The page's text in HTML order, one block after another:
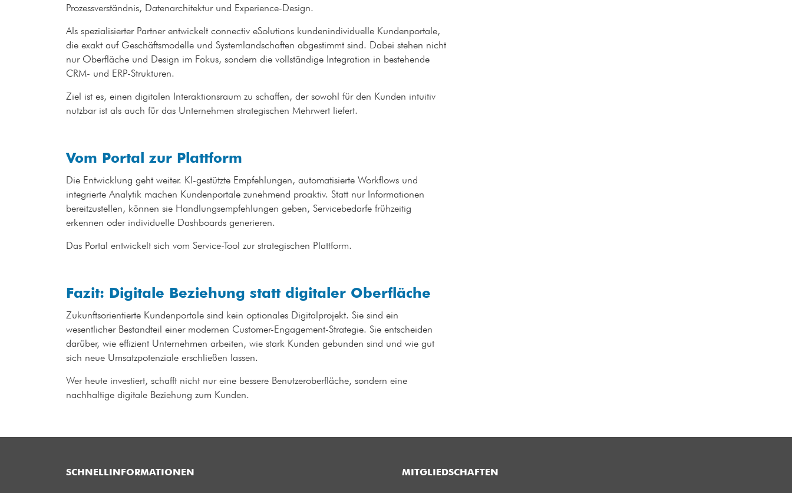
Prozessverständnis, Datenarchitektur und Experience-Design.
Als spezialisierter Partner entwickelt connectiv eSolutions kundenindividuelle Kundenportale,
die exakt auf Geschäftsmodelle und Systemlandschaften abgestimmt sind. Dabei stehen nicht
nur Oberfläche und Design im Fokus, sondern die vollständige Integration in bestehende
CRM- und ERP-Strukturen.
Ziel ist es, einen digitalen Interaktionsraum zu schaffen, der sowohl für den Kunden intuitiv
nutzbar ist als auch für das Unternehmen strategischen Mehrwert liefert.
Vom Portal zur Plattform
Die Entwicklung geht weiter. KI-gestützte Empfehlungen, automatisierte Workflows und
integrierte Analytik machen Kundenportale zunehmend proaktiv. Statt nur Informationen
bereitzustellen, können sie Handlungsempfehlungen geben, Servicebedarfe frühzeitig
erkennen oder individuelle Dashboards generieren.
Das Portal entwickelt sich vom Service-Tool zur strategischen Plattform.
Fazit: Digitale Beziehung statt digitaler Oberfläche
Zukunftsorientierte Kundenportale sind kein optionales Digitalprojekt. Sie sind ein
wesentlicher Bestandteil einer modernen Customer-Engagement-Strategie. Sie entscheiden
darüber, wie effizient Unternehmen arbeiten, wie stark Kunden gebunden sind und wie gut
sich neue Umsatzpotenziale erschließen lassen.
Wer heute investiert, schafft nicht nur eine bessere Benutzeroberfläche, sondern eine
nachhaltige digitale Beziehung zum Kunden.
SCHNELLINFORMATIONEN MITGLIEDSCHAFTEN